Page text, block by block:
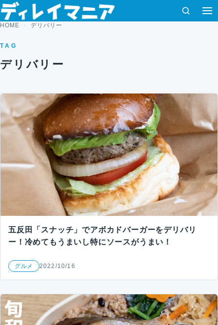
コンテンツへスキップ
検索
HOME デリバリー
TAG
デリバリー
五反田「スナッチ」でアボカドバーガーをデリバリ
ー！冷めてもうまいし特にソースがうまい！
グルメ 2022/10/16